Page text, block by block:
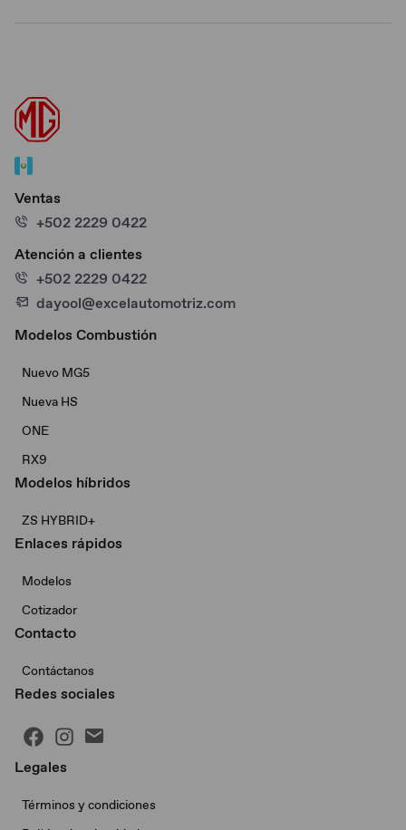
Ventas
+502 2229 0422
Atención a clientes
+502 2229 0422
dayool@excelautomotriz.com
Modelos Combustión
Nuevo MG5
Nueva HS
ONE
RX9
Modelos híbridos
ZS HYBRID+
Enlaces rápidos
Modelos
Cotizador
Contacto
Contáctanos
Redes sociales
Legales
Términos y condiciones